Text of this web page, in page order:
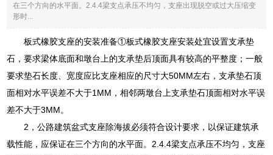
在三个方向的水平面。2.4.4梁支点承压不均匀，支座出现脱空或过大压缩变
形时...
板式橡胶支座的安装准备①板式橡胶支座安装处宜设置支承垫
石，要求梁体底面和墩台上的支承垫后顶面具有较高的平整度；一般
要求垫石长度、宽度应比支座相应的尺寸大50MM左右，支承垫石顶
面相对水平误差不大于1MM，相邻两墩台上支承垫石顶面相对水平误
差不大于3MM。
2，公路建筑盆式支座除海拔必须符合设计要求，以保证建筑承
载性能，应保证在三个方向的水平面。2.4.4梁支点承压不均匀，支座